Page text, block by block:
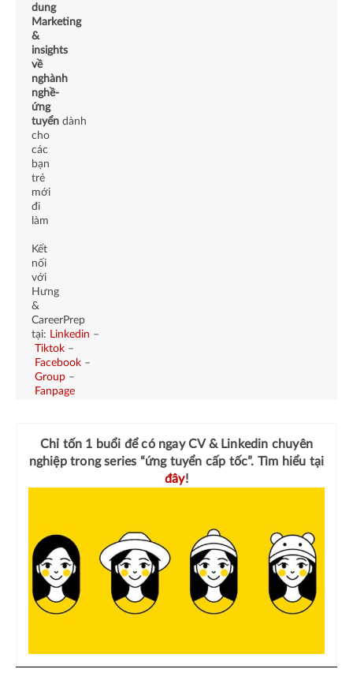
dung
Marketing
&
insights
về
nghành
nghề-
ứng
tuyển dành
cho
các
bạn
trẻ
mới
đi
làm
Kết
nối
với
Hưng
&
CareerPrep
tại: Linkedin –
Tiktok –
Facebook –
Group –
Fanpage
Chỉ tốn 1 buổi để có ngayCV & Linkedin chuyên
nghiệptrong series “ứng tuyển cấp tốc”. Tìm hiểu tại
đây!